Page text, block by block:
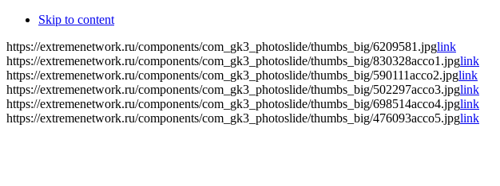
Skip to content
https://extremenetwork.ru/components/com_gk3_photoslide/thumbs_big/6209581.jpglink
https://extremenetwork.ru/components/com_gk3_photoslide/thumbs_big/830328acco1.jpglink
https://extremenetwork.ru/components/com_gk3_photoslide/thumbs_big/590111acco2.jpglink
https://extremenetwork.ru/components/com_gk3_photoslide/thumbs_big/502297acco3.jpglink
https://extremenetwork.ru/components/com_gk3_photoslide/thumbs_big/698514acco4.jpglink
https://extremenetwork.ru/components/com_gk3_photoslide/thumbs_big/476093acco5.jpglink